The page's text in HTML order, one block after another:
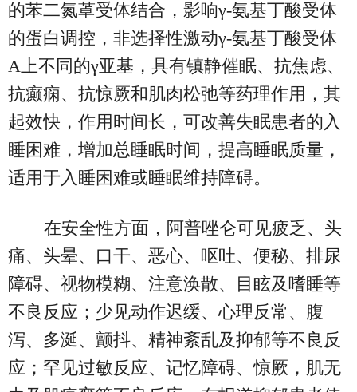
的苯二氮䓬受体结合，影响γ-氨基丁酸受体
的蛋白调控，非选择性激动γ-氨基丁酸受体
A上不同的γ亚基，具有镇静催眠、抗焦虑、
抗癫痫、抗惊厥和肌肉松弛等药理作用，其
起效快，作用时间长，可改善失眠患者的入
睡困难，增加总睡眠时间，提高睡眠质量，
适用于入睡困难或睡眠维持障碍。
在安全性方面， 阿普唑仑可见疲乏、头
痛、头晕、口干、恶心、呕吐、便秘、排尿
障碍、视物模糊、注意涣散、目眩及嗜睡等
不良反应； 少见动作迟缓、心理反常、腹
泻、多涎、颤抖、精神紊乱及抑郁等不良反
应； 罕见过敏反应、记忆障碍、惊厥，肌无